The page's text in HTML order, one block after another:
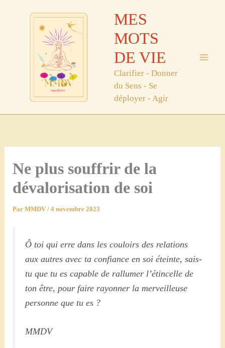
MES
MOTS
DE VIE
Clarifier - Donner
du Sens - Se
déployer - Agir
Ne plus souffrir de la
dévalorisation de soi
Par MMDV / 4 novembre 2023
Ô toi qui erre dans les couloirs des relations
aux autres avec ta confiance en soi éteinte, sais-
tu que tu es capable de rallumer l’étincelle de
ton être, pour faire rayonner la merveilleuse
personne que tu es ?
MMDV